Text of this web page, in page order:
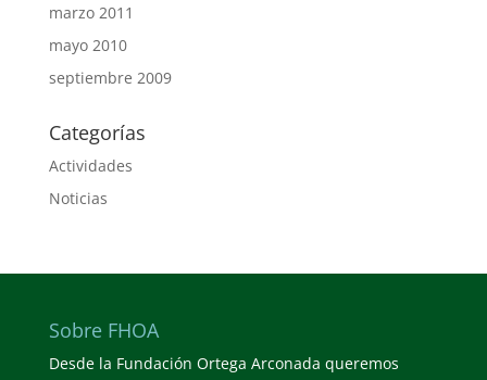
marzo 2011
mayo 2010
septiembre 2009
Categorías
Actividades
Noticias
Sobre FHOA
Desde la Fundación Ortega Arconada queremos